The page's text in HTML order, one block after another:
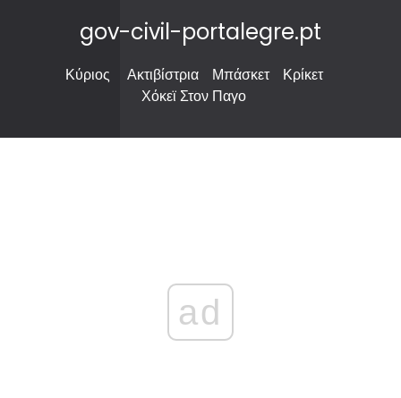
gov-civil-portalegre.pt
Κύριος Ακτιβίστρια Μπάσκετ
Κρίκετ
Χόκεϊ Στον Παγο
ad